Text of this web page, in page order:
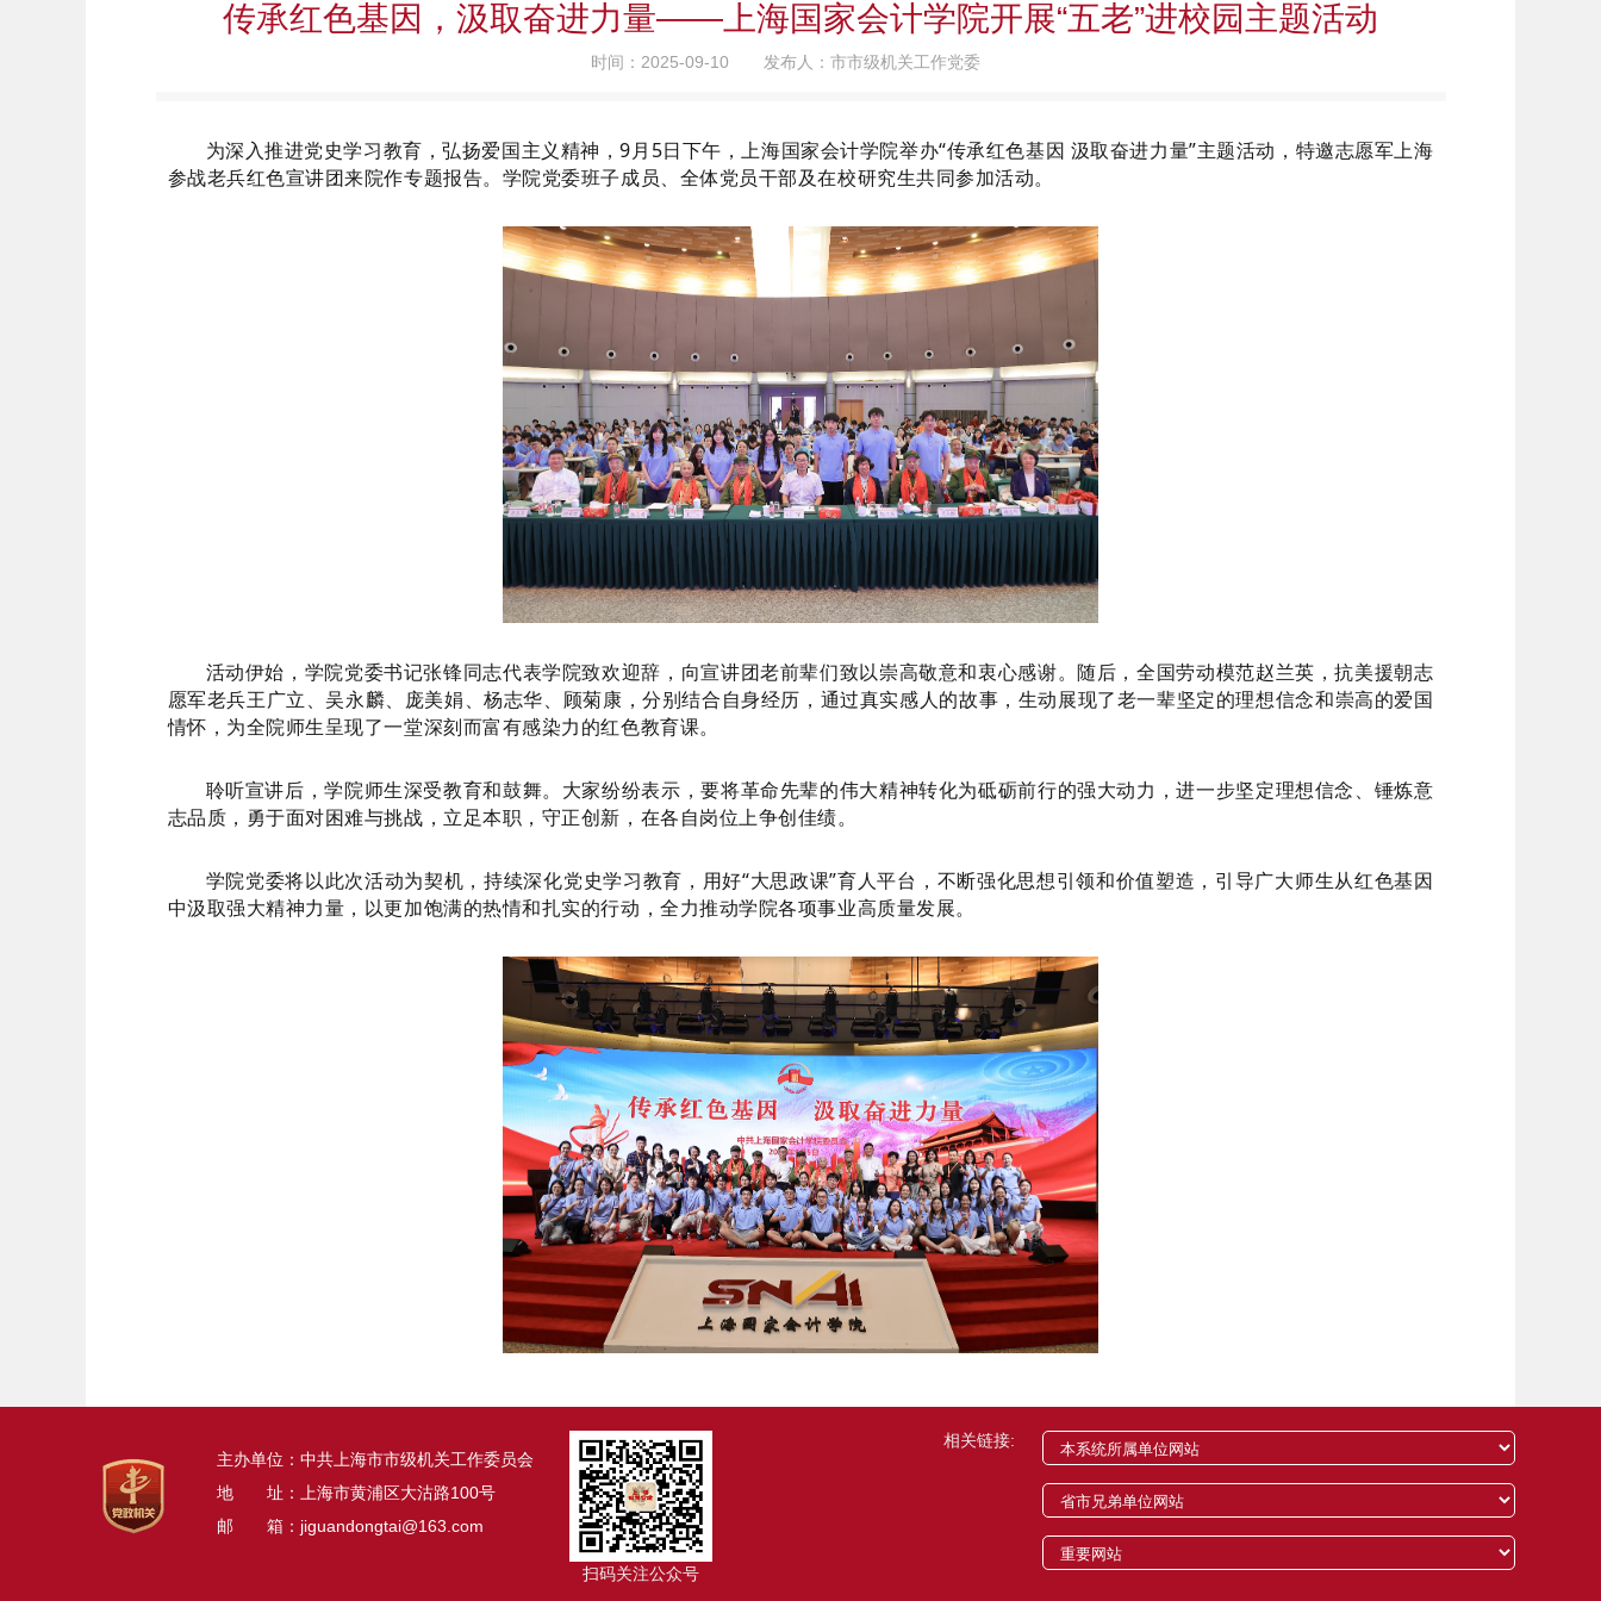
传承红色基因，汲取奋进力量——上海国家会计学院开展“五老”进校园主题活动
时间：2025-09-10 发布人：市市级机关工作党委
为深入推进党史学习教育，弘扬爱国主义精神，9月5日下午，上海国家会计学院举办“传承红色基因 汲取奋进力量”主题活动，特邀志愿军上海
参战老兵红色宣讲团来院作专题报告。学院党委班子成员、全体党员干部及在校研究生共同参加活动。
活动伊始，学院党委书记张锋同志代表学院致欢迎辞，向宣讲团老前辈们致以崇高敬意和衷心感谢。随后，全国劳动模范赵兰英，抗美援朝志
愿军老兵王广立、吴永麟、庞美娟、杨志华、顾菊康，分别结合自身经历，通过真实感人的故事，生动展现了老一辈坚定的理想信念和崇高的爱国
情怀，为全院师生呈现了一堂深刻而富有感染力的红色教育课。
聆听宣讲后，学院师生深受教育和鼓舞。大家纷纷表示，要将革命先辈的伟大精神转化为砥砺前行的强大动力，进一步坚定理想信念、锤炼意
志品质，勇于面对困难与挑战，立足本职，守正创新，在各自岗位上争创佳绩。
学院党委将以此次活动为契机，持续深化党史学习教育，用好“大思政课”育人平台，不断强化思想引领和价值塑造，引导广大师生从红色基因
中汲取强大精神力量，以更加饱满的热情和扎实的行动，全力推动学院各项事业高质量发展。